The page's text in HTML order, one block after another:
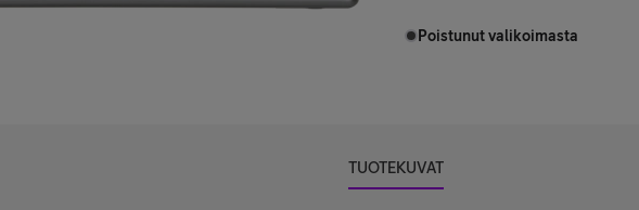
Poistunut valikoimasta
TUOTEKUVAT